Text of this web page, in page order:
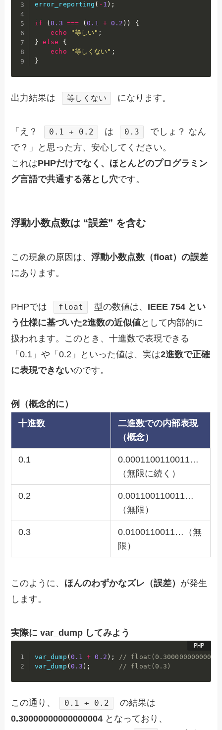
error_reporting ( - 1 ) ;
if (0.3 === (0.1 + 0.2 ) )
{
echo
"等しい" ;
}
else
{
echo
"等しくない" ;
}
出力結果は 等しくない になります。
「え？ 0.1 + 0.2 は 0.3
でしょ？ なん
で？」と思った方、安心してください。
これはPHPだけでなく、ほとんどのプログラミン
グ言語で共通する落とし穴です。
浮動小数点数は “誤差” を含む
この現象の原因は、浮動小数点数（float）の誤差
にあります。
PHPでは float 型の数値は、 IEEE 754 とい
う仕様に基づいた2進数の近似値として内部的に
扱われます。このとき、十進数で表現できる
「0.1」や「0.2」といった値は、実は2進数で正確
に表現できないのです。
例（概念的に）
十進数
二進数での内部表現
（概念）
0.1
0.0001100110011…
（無限に続く）
0.2
0.001100110011…
（無限）
0.3
0.0100110011…（無
限）
このように、 ほんのわずかなズレ（誤差） が発生
します。
実際に var_dump してみよう
var_dump (0.1 + 0.2 ) ;
//
var_dump (0.3 ) ; // float(0.3)
この通り、 0.1 + 0.2
の結果は
0.30000000000000004 となっており、